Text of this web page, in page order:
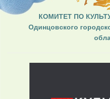
КОМИТЕТ ПО
Одинцовского